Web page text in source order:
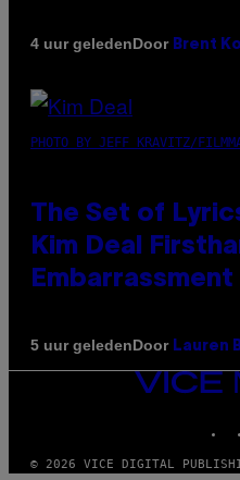
4 uur geledenDoor Brent
PHOTO BY JEFF KRAVITZ/
The Set of
Kim Deal
5 uur geledenDoor Lauren
VICE
MEDIA
© 2026 VICE DIGITAL